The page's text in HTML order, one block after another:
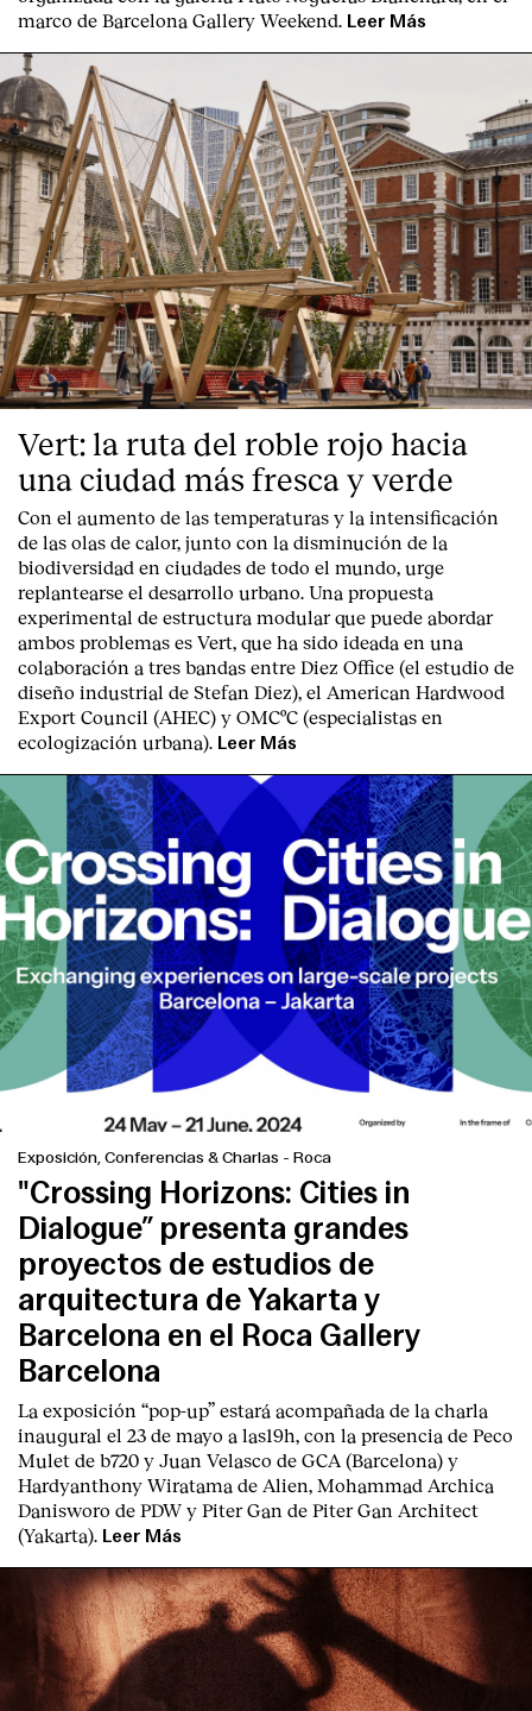
Index
marco de Barcelona Gallery Weekend. Leer Más
Vert: la ruta del roble rojo hacia
una ciudad más fresca y verde
Con el aumento de las temperaturas y la intensificación
de las olas de calor, junto con la disminución de la
biodiversidad en ciudades de todo el mundo, urge
replantearse el desarrollo urbano. Una propuesta
experimental de estructura modular que puede abordar
ambos problemas es Vert, que ha sido ideada en una
colaboración a tres bandas entre Diez Office (el estudio de
diseño industrial de Stefan Diez), el American Hardwood
Export Council (AHEC) y OMCºC (especialistas en
ecologización urbana). Leer Más
Exposición, Conferencias & Charlas - Roca
"Crossing Horizons: Cities in
Dialogue” presenta grandes
proyectos de estudios de
arquitectura de Yakarta y
Barcelona en el Roca Gallery
Barcelona
La exposición “pop-up” estará acompañada de la charla
inaugural el 23 de mayo a las19h, con la presencia de Peco
Mulet de b720 y Juan Velasco de GCA (Barcelona) y
Hardyanthony Wiratama de Alien, Mohammad Archica
Danisworo de PDW y Piter Gan de Piter Gan Architect
(Yakarta).
Leer Más